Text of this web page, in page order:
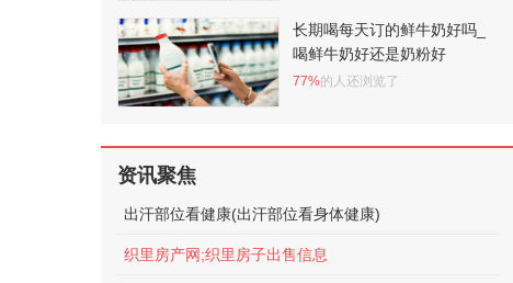
长期喝每天订的鲜牛奶好吗_
喝鲜牛奶好还是奶粉好
77%的人还浏览了
资讯聚焦
出汗部位看健康(出汗部位看身体健康)
织里房产网;织里房子出售信息